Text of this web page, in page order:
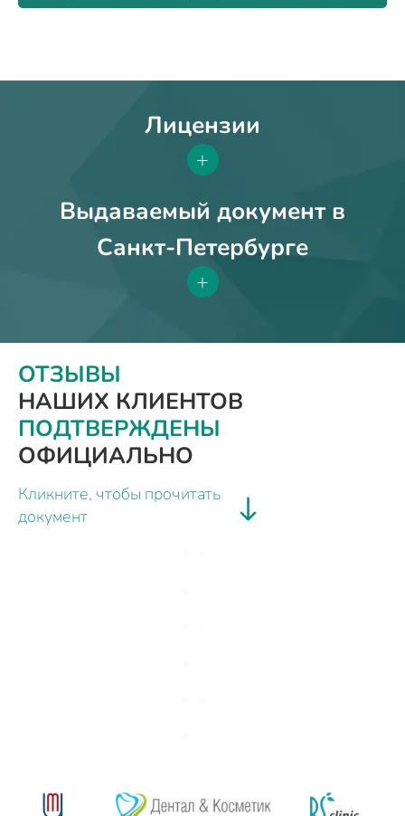
Лицензии
+
Выдаваемый документ в
Санкт-Петербурге
+
ОТЗЫВЫ
НАШИХ КЛИЕНТОВ
ПОДТВЕРЖДЕНЫ
ОФИЦИАЛЬНО
Кликните, чтобы прочитать
документ